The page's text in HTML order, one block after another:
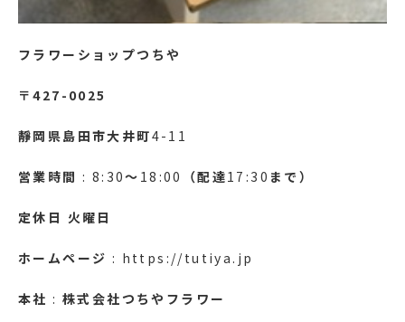
フラワーショップつちや
〒427-0025
靜岡県島田市大井町4-11
営業時間 : 8:30～ 18:00 （配達17:30 まで）
定休日 火曜日
ホームページ : https://tutiya.jp
本社 :株式会社つちやフラワー